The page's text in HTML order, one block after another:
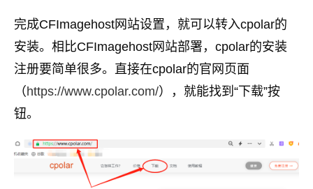
完成CFImagehost网站设置，就可以转入cpolar的
安装。相比CFImagehost网站部署，cpolar的安装
注册要简单很多。直接在cpolar的官网页面
（ https://www.cpolar.com/），就能找到“下载”按
钮。